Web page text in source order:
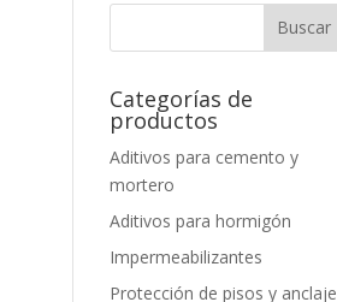
Categorías de
productos
Aditivos para cemento y
mortero
Aditivos para hormigón
Impermeabilizantes
Protección de pisos y anclaje